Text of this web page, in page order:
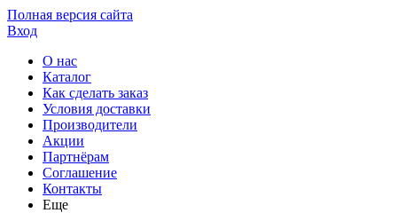
Полная версия сайта
Вход
О нас
Каталог
Как сделать заказ
Условия доставки
Производители
Акции
Партнёрам
Соглашение
Контакты
Еще